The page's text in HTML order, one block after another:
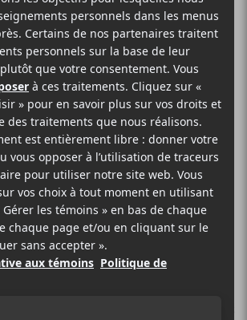
Ex End
2018
pour le Mile Ex End
l’an dernier mettait en
Watson et Godspeed